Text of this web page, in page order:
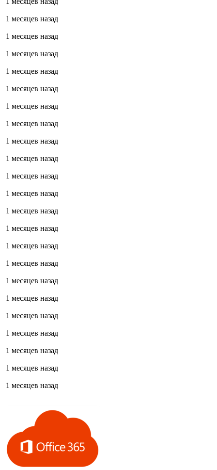
1 месяцев назад
1 месяцев назад
1 месяцев назад
1 месяцев назад
1 месяцев назад
1 месяцев назад
1 месяцев назад
1 месяцев назад
1 месяцев назад
1 месяцев назад
1 месяцев назад
1 месяцев назад
1 месяцев назад
1 месяцев назад
1 месяцев назад
1 месяцев назад
1 месяцев назад
1 месяцев назад
1 месяцев назад
1 месяцев назад
1 месяцев назад
1 месяцев назад